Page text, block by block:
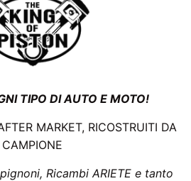
TIPO DI AUTO E MOTO!
MARKET, RICOSTRUITI DA
CAMPIONE
Ricambi ARIETE e tanto